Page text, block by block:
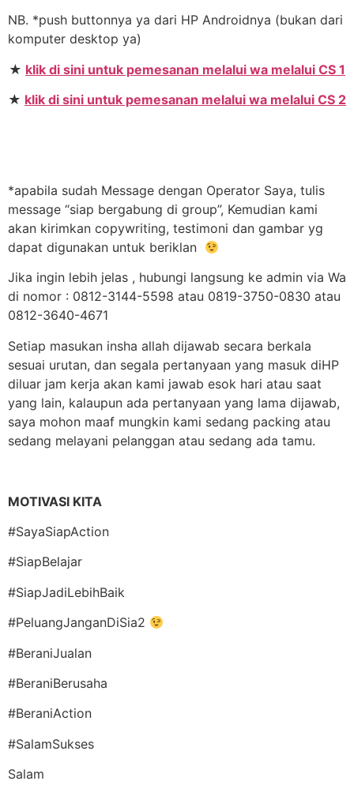
NB. *push buttonnya ya dari HP Androidnya (bukan dari
komputer desktop ya)
★ klik di sini untuk pemesanan melalui wa melalui CS 1
★ klik di sini untuk pemesanan melalui wa melalui CS 2
*apabila sudah Message dengan Operator Saya, tulis
message “siap bergabung di group”, Kemudian kami
akan kirimkan copywriting, testimoni dan gambar yg
dapat digunakan untuk beriklan
Jika ingin lebih jelas , hubungi langsung ke admin via Wa
di nomor : 0812-3144-5598 atau 0819-3750-0830 atau
0812-3640-4671
Setiap masukan insha allah dijawab secara berkala
sesuai urutan, dan segala pertanyaan yang masuk diHP
diluar jam kerja akan kami jawab esok hari atau saat
yang lain, kalaupun ada pertanyaan yang lama dijawab,
saya mohon maaf mungkin kami sedang packing atau
sedang melayani pelanggan atau sedang ada tamu.
MOTIVASI KITA
#SayaSiapAction
#SiapBelajar
#SiapJadiLebihBaik
#PeluangJanganDiSia2
#BeraniJualan
#BeraniBerusaha
#BeraniAction
#SalamSukses
Salam